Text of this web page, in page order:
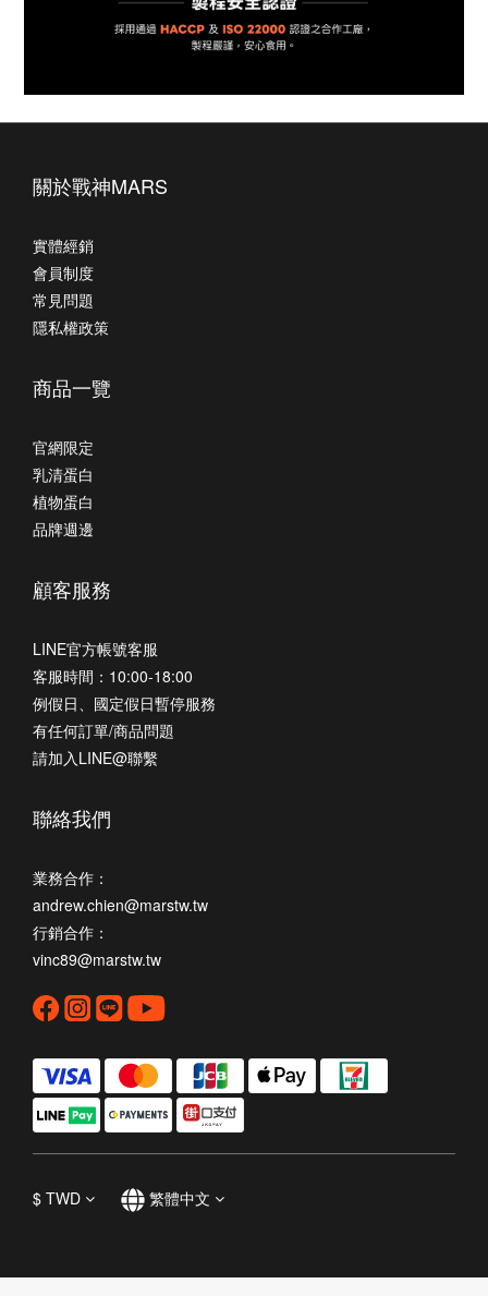
關於戰神MARS
實體經銷
會員制度
常見問題
隱私權政策
商品一覽
官網限定
乳清蛋白
植物蛋白
品牌週邊
顧客服務
LINE官方帳號客服
客服時間：10:00-18:00
例假日、國定假日暫停服務
有任何訂單/商品問題
請加入LINE@聯繫
聯絡我們
業務合作：
andrew.chien@marstw.tw
行銷合作：
vinc89@marstw.tw
$ TWD 繁體中文